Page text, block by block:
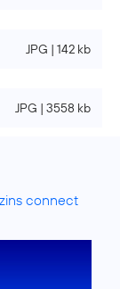
JPG | 142 kb
JPG | 3558 kb
connect